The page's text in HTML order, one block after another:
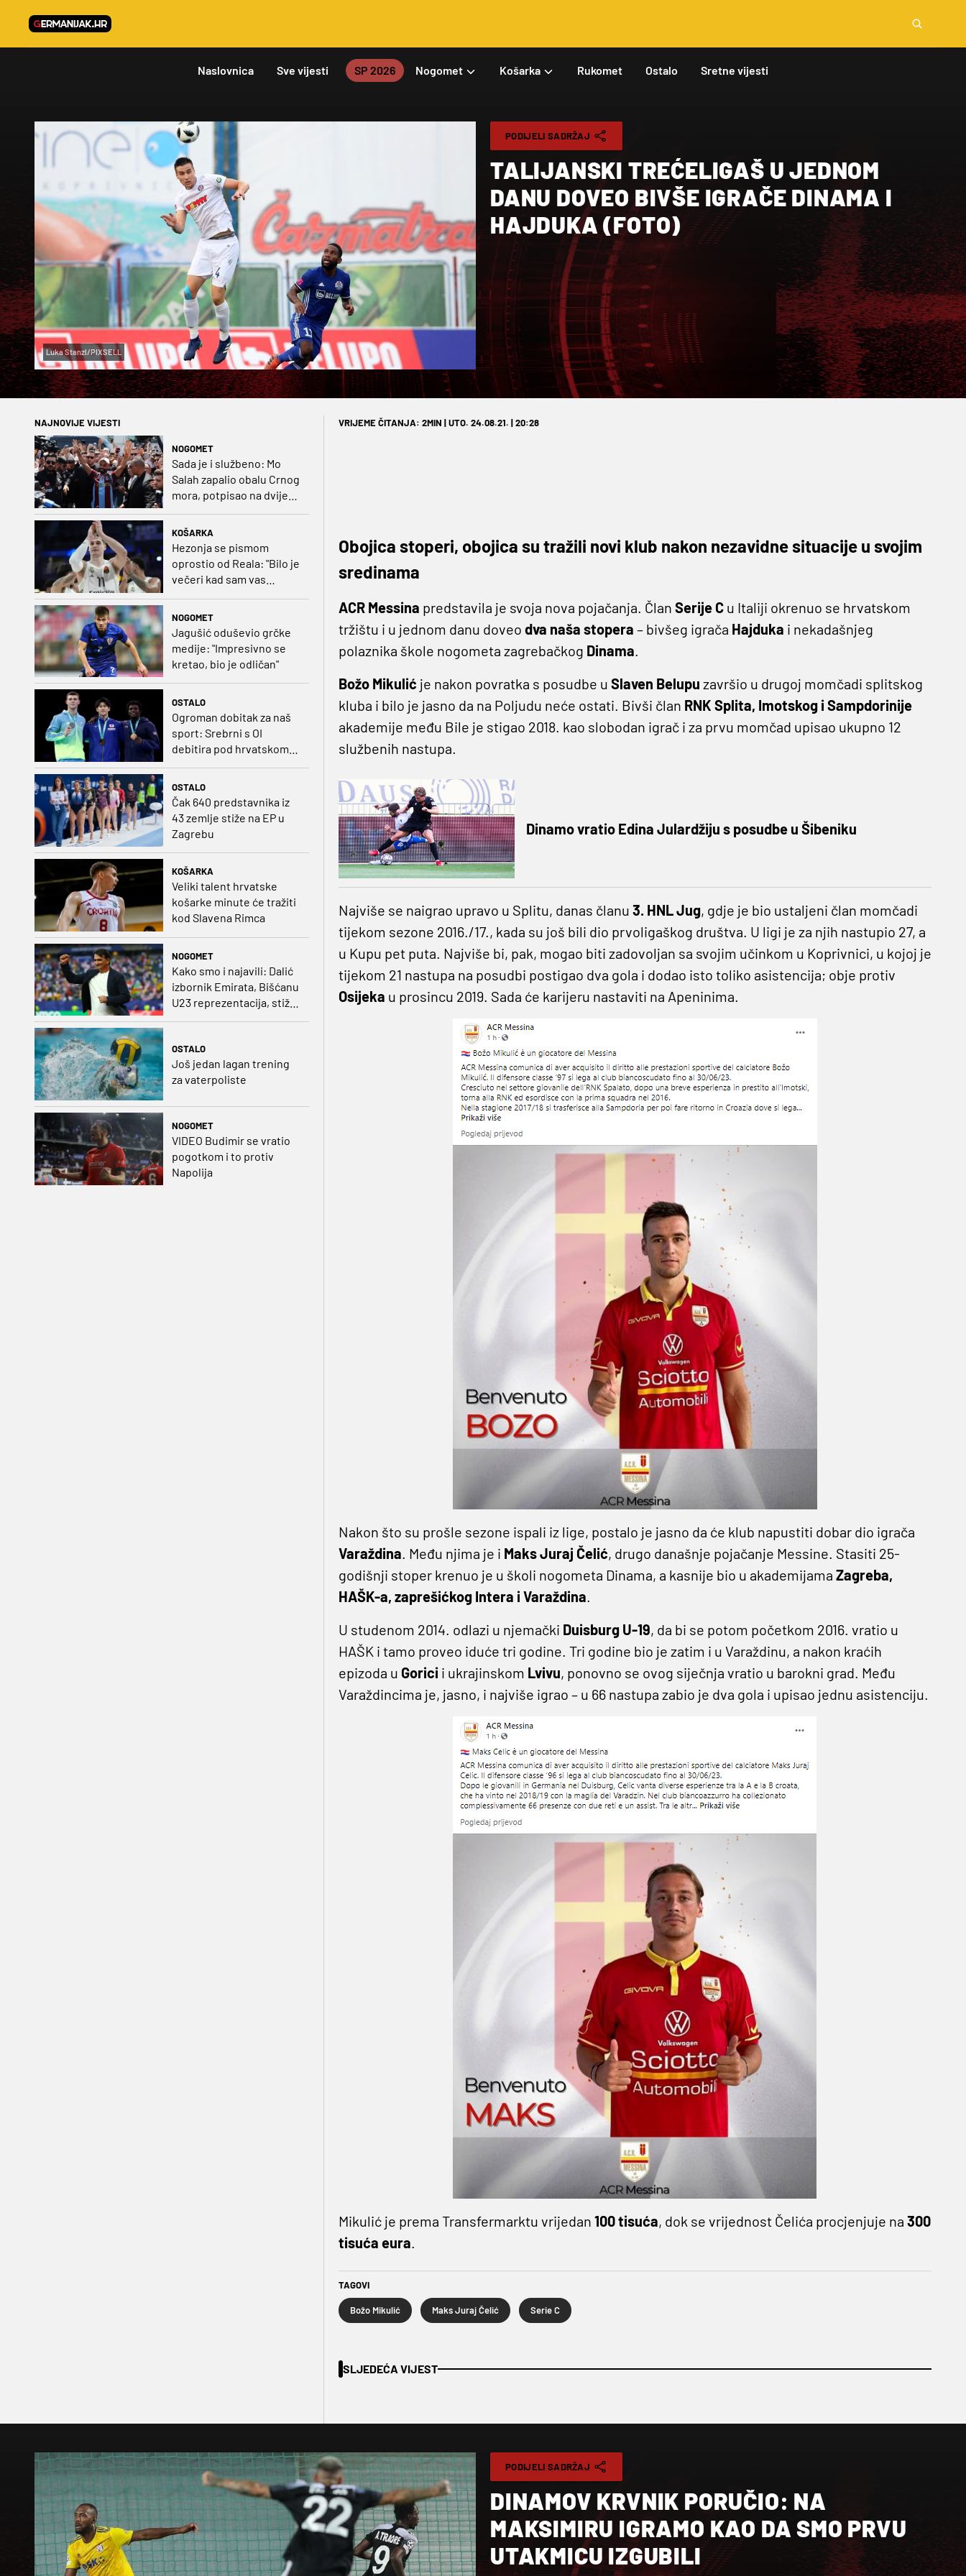
Naslovnica Sve vijesti SP 2026 Nogomet Košarka Rukomet Ostalo Sretne vijesti
Luka Stanzl/PIXSELL
PODIJELI SADRŽAJ
TALIJANSKI TREĆELIGAŠ U JEDNOM
DANU DOVEO BIVŠE IGRAČE DINAMA I
HAJDUKA (FOTO)
NAJNOVIJE VIJESTI
NOGOMET
Sada je i službeno: Mo
Salah zapalio obalu Crnog
mora, potpisao na dvije
KOŠARKA
Hezonja se pismom
oprostio od Reala: "Bilo je
večeri kad sam vas
NOGOMET
Jagušić oduševio grčke
medije: "Impresivno se
kretao, bio je odličan"
OSTALO
Ogroman dobitak za naš
sport: Srebrni s OI
debitira pod hrvatskom
zastavom
OSTALO
Čak 640 predstavnika iz
43 zemlje stiže na EP u
Zagrebu
KOŠARKA
Veliki talent hrvatske
košarke minute će tražiti
kod Slavena Rimca
NOGOMET
Kako smo i najavili: Dalić
izbornik Emirata, Bišćanu
U23 reprezentacija, stiže
i Ivanković!
OSTALO
Još jedan lagan trening
za vaterpoliste
NOGOMET
VIDEO Budimir se vratio
pogotkom i to protiv
Napolija
VRIJEME ČITANJA: 2MIN | UTO. 24.08.21. | 20:28
Obojica stoperi, obojica su tražili novi klub nakon nezavidne situacije u svojim
sredinama
ACR Messina predstavila je svoja nova pojačanja. Član Serije C u Italiji okrenuo se hrvatskom
tržištu i u jednom danu doveo dva naša stopera – bivšeg igrača Hajduka i nekadašnjeg
polaznika škole nogometa zagrebačkog Dinama.
Božo Mikulić je nakon povratka s posudbe u Slaven Belupu završio u drugoj momčadi splitskog
kluba i bilo je jasno da na Poljudu neće ostati. Bivši član RNK Splita, Imotskog i Sampdorinije
akademije među Bile je stigao 2018. kao slobodan igrač i za prvu momčad upisao ukupno 12
službenih nastupa.
Dinamo vratio Edina Julardžiju s posudbe u Šibeniku
Najviše se naigrao upravo u Splitu, danas članu 3. HNL Jug, gdje je bio ustaljeni član momčadi
tijekom sezone 2016./17., kada su još bili dio prvoligaškog društva. U ligi je za njih nastupio 27, a
u Kupu pet puta. Najviše bi, pak, mogao biti zadovoljan sa svojim učinkom u Koprivnici, u kojoj je
tijekom 21 nastupa na posudbi postigao dva gola i dodao isto toliko asistencija; obje protiv
Osijeka u prosincu 2019. Sada će karijeru nastaviti na Apeninima.
Nakon što su prošle sezone ispali iz lige, postalo je jasno da će klub napustiti dobar dio igrača
Varaždina. Među njima je i Maks Juraj Čelić, drugo današnje pojačanje Messine. Stasiti 25-
godišnji stoper krenuo je u školi nogometa Dinama, a kasnije bio u akademijama Zagreba,
HAŠK-a, zaprešićkog Intera i Varaždina.
U studenom 2014. odlazi u njemački Duisburg U-19, da bi se potom početkom 2016. vratio u
HAŠK i tamo proveo iduće tri godine. Tri godine bio je zatim i u Varaždinu, a nakon kraćih
epizoda u Gorici i ukrajinskom Lvivu, ponovno se ovog siječnja vratio u barokni grad. Među
Varaždincima je, jasno, i najviše igrao – u 66 nastupa zabio je dva gola i upisao jednu asistenciju.
Mikulić je prema Transfermarktu vrijedan 100 tisuća, dok se vrijednost Čelića procjenjuje na 300
tisuća eura.
TAGOVI
Božo Mikulić Maks Juraj Čelić Serie C
SLJEDEĆA VIJEST
PODIJELI SADRŽAJ
DINAMOV KRVNIK PORUČIO: NA
MAKSIMIRU IGRAMO KAO DA SMO PRVU
UTAKMICU IZGUBILI